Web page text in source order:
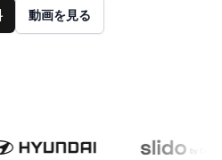
動画を見る